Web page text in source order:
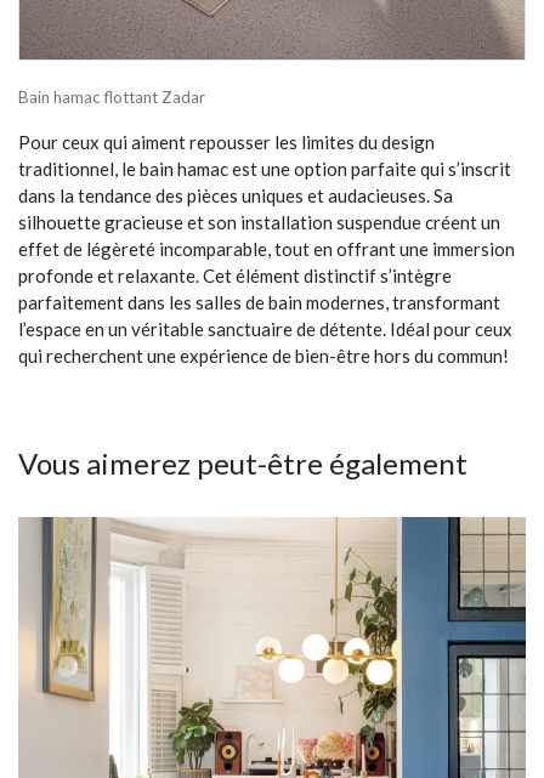
Bain hamac flottant Zadar
Pour ceux qui aiment repousser les limites du design
traditionnel, le bain hamac est une option parfaite qui s’inscrit
dans la tendance des pièces uniques et audacieuses. Sa
silhouette gracieuse et son installation suspendue créent un
effet de légèreté incomparable, tout en offrant une immersion
profonde et relaxante. Cet élément distinctif s’intègre
parfaitement dans les salles de bain modernes, transformant
l’espace en un véritable sanctuaire de détente. Idéal pour ceux
qui recherchent une expérience de bien-être hors du commun!
Vous aimerez peut-être également